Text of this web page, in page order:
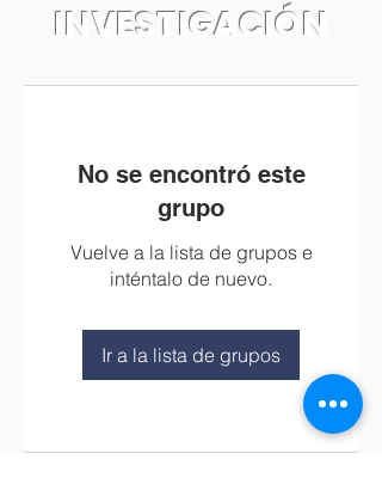
INVESTIGACIÓN
No se encontró este
grupo
Vuelve a la lista de grupos e
inténtalo de nuevo.
Ir a la lista de grupos